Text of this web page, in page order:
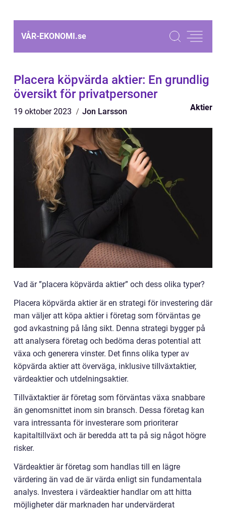
VÅR-EKONOMI.se
Placera köpvärda aktier: En grundlig
översikt för privatpersoner
19 oktober 2023 Jon Larsson Aktier
Vad är ”placera köpvärda aktier” och dess olika typer?
Placera köpvärda aktier är en strategi för investering där
man väljer att köpa aktier i företag som förväntas ge
god avkastning på lång sikt. Denna strategi bygger på
att analysera företag och bedöma deras potential att
växa och generera vinster. Det finns olika typer av
köpvärda aktier att överväga, inklusive tillväxtaktier,
värdeaktier och utdelningsaktier.
Tillväxtaktier är företag som förväntas växa snabbare
än genomsnittet inom sin bransch. Dessa företag kan
vara intressanta för investerare som prioriterar
kapitaltillväxt och är beredda att ta på sig något högre
risker.
Värdeaktier är företag som handlas till en lägre
värdering än vad de är värda enligt sin fundamentala
analys. Investera i värdeaktier handlar om att hitta
möjligheter där marknaden har undervärderat